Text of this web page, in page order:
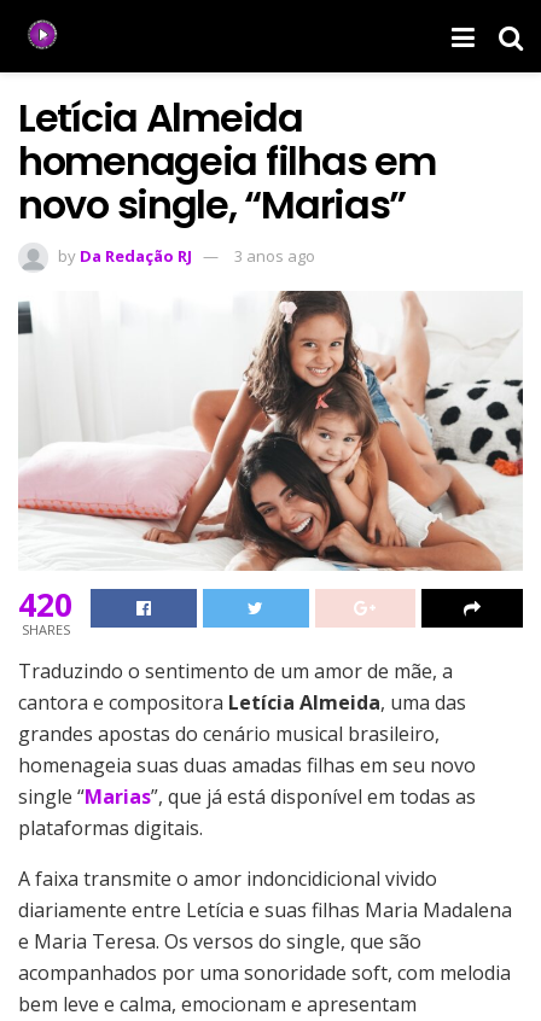
Letícia Almeida
homenageia filhas em
novo single, “Marias”
by Da Redação RJ 3 anos ago
420
SHARES
Traduzindo o sentimento de um amor de mãe, a
cantora e compositora Letícia Almeida, uma das
grandes apostas do cenário musical brasileiro,
homenageia suas duas amadas filhas em seu novo
single “Marias”, que já está disponível em todas as
plataformas digitais.
A faixa transmite o amor indoncidicional vivido
diariamente entre Letícia e suas filhas Maria Madalena
e Maria Teresa. Os versos do single, que são
acompanhados por uma sonoridade soft, com melodia
bem leve e calma, emocionam e apresentam